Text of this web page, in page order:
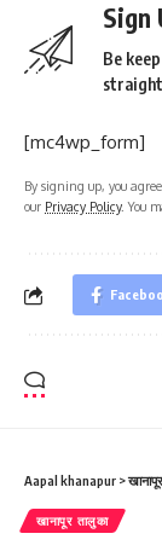
Sign
Be
[mc4wp_form]
By signing up, you
our Privacy Policy. You
Aapal khanapur >
खानापूर तालुका